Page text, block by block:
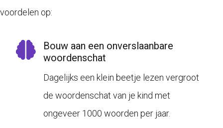
voordelen op:
Bouw aan een onverslaanbare
woordenschat
Dagelijks een klein beetje lezen vergroot
de woordenschat van je kind met
ongeveer 1000 woorden per jaar.